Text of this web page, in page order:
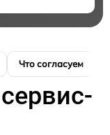
Что согласуем